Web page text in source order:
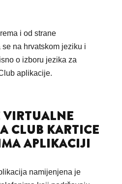
i od strane
na hrvatskom jeziku i
o izboru jezika za
aplikacije.
CLUB KARTICE
APLIKACIJI
namijenjena je